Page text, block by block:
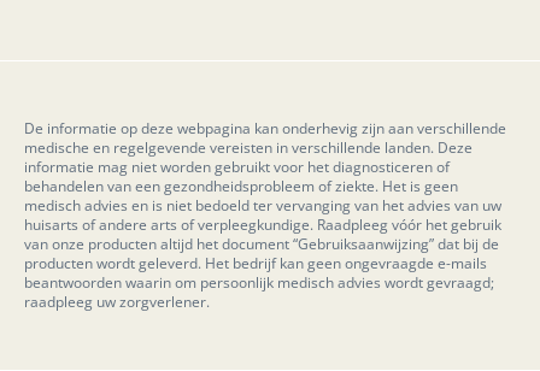
De informatie op deze webpagina kan onderhevig zijn aan verschillende
medische en regelgevende vereisten in verschillende landen. Deze
informatie mag niet worden gebruikt voor het diagnosticeren of
behandelen van een gezondheidsprobleem of ziekte. Het is geen
medisch advies en is niet bedoeld ter vervanging van het advies van uw
huisarts of andere arts of verpleegkundige. Raadpleeg vóór het gebruik
van onze producten altijd het document “Gebruiksaanwijzing” dat bij de
producten wordt geleverd. Het bedrijf kan geen ongevraagde e-mails
beantwoorden waarin om persoonlijk medisch advies wordt gevraagd;
raadpleeg uw zorgverlener.